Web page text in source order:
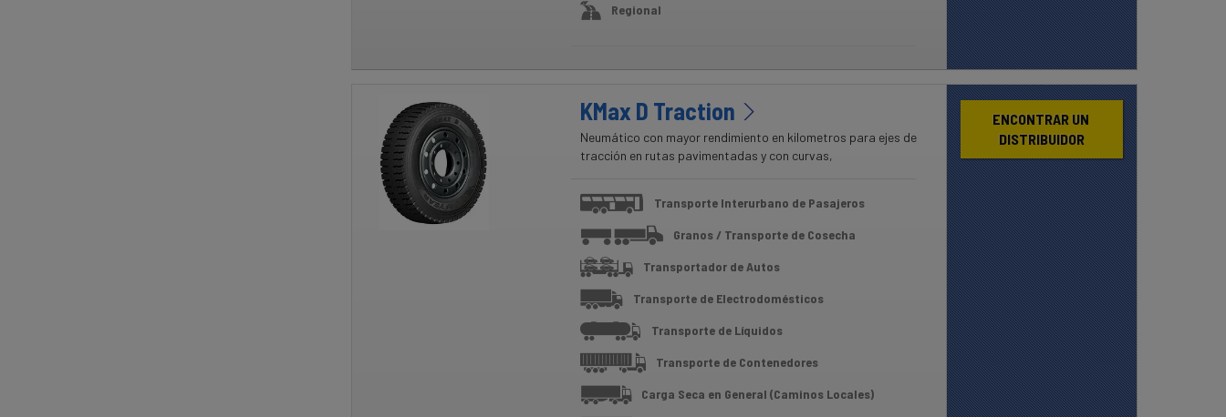
Regional
KMax D Traction
Neumático con mayor rendimiento en kilometros para ejes de
tracción en rutas pavimentadas y con curvas,
Transporte Interurbano de Pasajeros
Granos / Transporte de Cosecha
Transportador de Autos
Transporte de Electrodomésticos
Transporte de Líquidos
Transporte de Contenedores
Carga Seca en General (Caminos Locales)
ENCONTRAR UN
DISTRIBUIDOR